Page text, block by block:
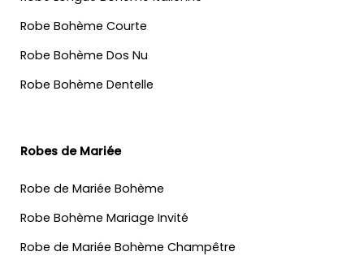
Robe Bohème Courte
Robe Bohème Dos Nu
Robe Bohème Dentelle
Robes de Mariée
Robe de Mariée Bohème
Robe Bohème Mariage Invité
Robe de Mariée Bohème Champêtre